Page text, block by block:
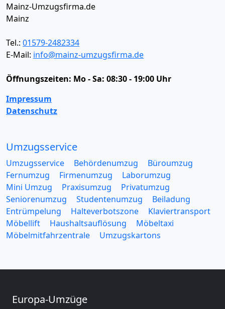
Mainz-Umzugsfirma.de
Mainz
Tel.: 01579-2482334
E-Mail: info@mainz-umzugsfirma.de
Öffnungszeiten: Mo - Sa: 08:30 - 19:00 Uhr
Impressum
Datenschutz
Umzugsservice
Umzugsservice Behördenumzug
Büroumzug
Fernumzug
Firmenumzug
Laborumzug
Mini Umzug
Praxisumzug
Privatumzug
Seniorenumzug
Studentenumzug
Beiladung
Entrümpelung
Halteverbotszone
Klaviertransport
Möbellift
Haushaltsauflösung
Möbeltaxi
Möbelmitfahrzentrale
Umzugskartons
Europa-Umzüge